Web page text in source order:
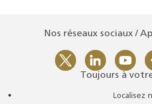
Nos réseaux sociaux /
Toujours à
Localisez